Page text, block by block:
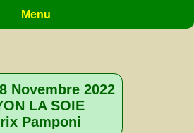
Menu
Novembre 2022
LA SOIE
Pamponi